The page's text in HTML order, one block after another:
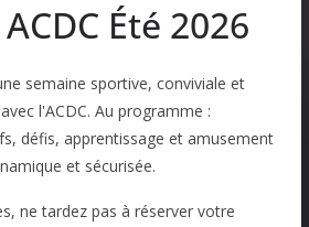
Été 2026
semaine sportive, conviviale et
l'ACDC. Au programme :
défis, apprentissage et amusement
et sécurisée.
ne tardez pas à réserver votre